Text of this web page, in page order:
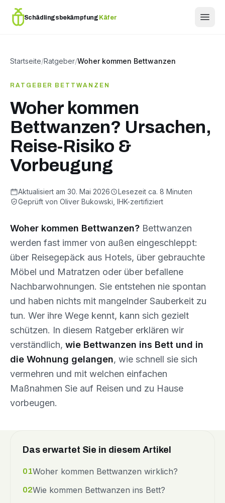
Schädlingsbekämpfung Käfer
Startseite/Ratgeber/Woher kommen Bettwanzen
RATGEBER BETTWANZEN
Woher kommen
Bettwanzen? Ursachen,
Reise-Risiko &
Vorbeugung
Aktualisiert am 30. Mai 2026
Lesezeit ca. 8 Minuten
Geprüft von Oliver Bukowski, IHK-zertifiziert
Woher kommen Bettwanzen? Bettwanzen
werden fast immer von außen eingeschleppt:
über Reisegepäck aus Hotels, über gebrauchte
Möbel und Matratzen oder über befallene
Nachbarwohnungen. Sie entstehen nie spontan
und haben nichts mit mangelnder Sauberkeit zu
tun. Wer ihre Wege kennt, kann sich gezielt
schützen. In diesem Ratgeber erklären wir
verständlich, wie Bettwanzen ins Bett und in
die Wohnung gelangen, wie schnell sie sich
vermehren und mit welchen einfachen
Maßnahmen Sie auf Reisen und zu Hause
vorbeugen.
Das erwartet Sie in diesem Artikel
01Woher kommen Bettwanzen wirklich?
02Wie kommen Bettwanzen ins Bett?